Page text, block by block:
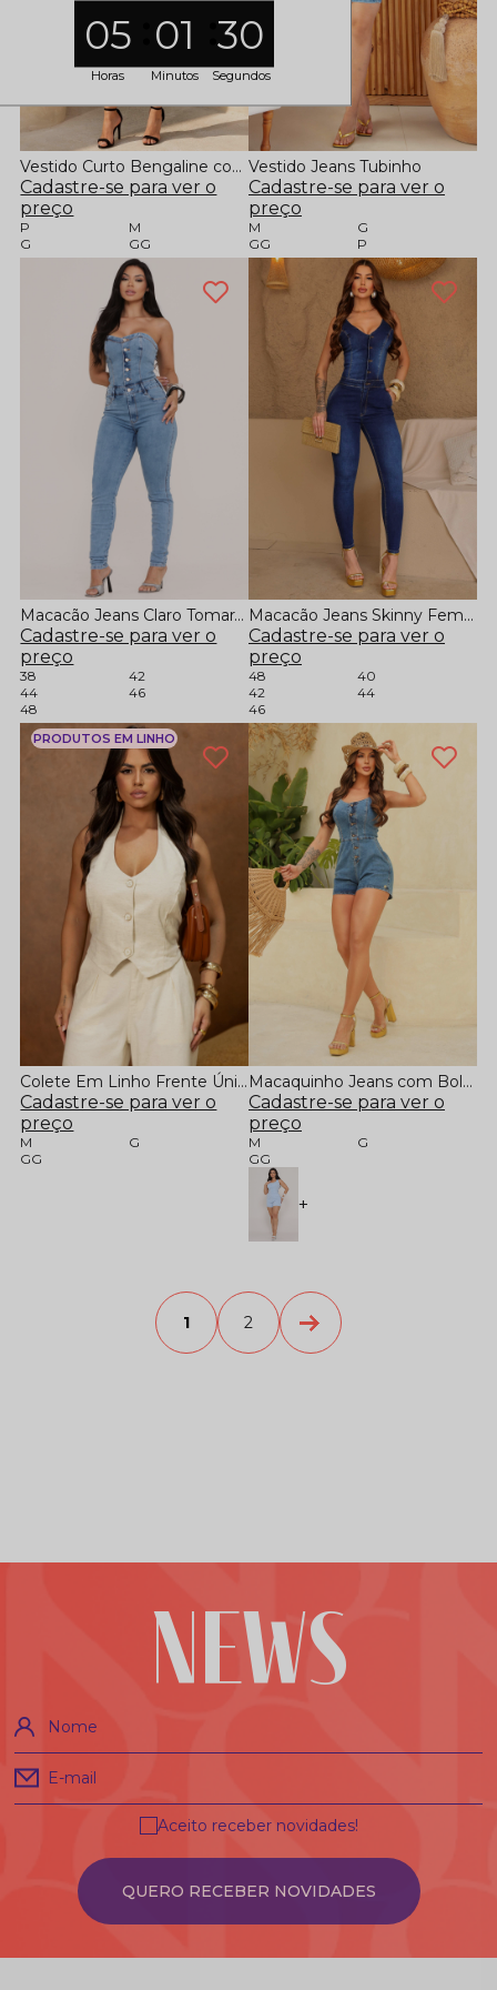
Vestido Curto Bengaline com Detalhe Dourado
Cadastre-se para ver o
preço
P
M
G
GG
Vestido Jeans Tubinho
Cadastre-se para ver o
preço
M
G
GG
P
Macacão Jeans Claro Tomara que Caia com Modelagem Skinny
Cadastre-se para ver o
preço
38
42
44
46
48
Macacão Jeans Skinny Feminino
Cadastre-se para ver o
preço
48
40
42
44
46
PRODUTOS EM LINHO
Colete Em Linho Frente Única
Cadastre-se para ver o
preço
M
G
GG
Macaquinho Jeans com Bolsos Funcionais
Cadastre-se para ver o
preço
M
G
GG
+
1 2
NEWS
Nome
E-mail
QUERO RECEBER NOVIDADES
Aceito receber novidades!
05
Horas
01
Minutos
30
Segundos